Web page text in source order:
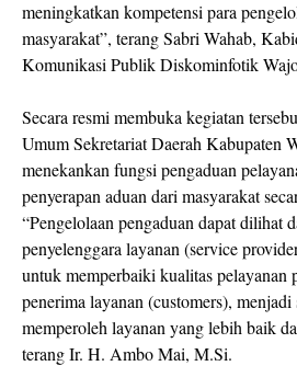
meningkatkan kompetensi para
masyarakat”, terang Sabri Wahab,
Komunikasi Publik Diskominfotik
Secara resmi membuka kegiatan
Umum Sekretariat Daerah Kabupaten
menekankan fungsi pengaduan
penyerapan aduan dari masyarakat
“Pengelolaan pengaduan dapat dilihat
penyelenggara layanan (service
untuk memperbaiki kualitas pelayanan
penerima layanan (customers),
memperoleh layanan yang lebih baik
terang Ir. H. Ambo Mai, M.Si.